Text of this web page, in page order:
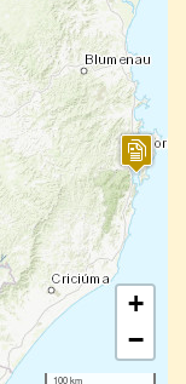
+
−
100 km